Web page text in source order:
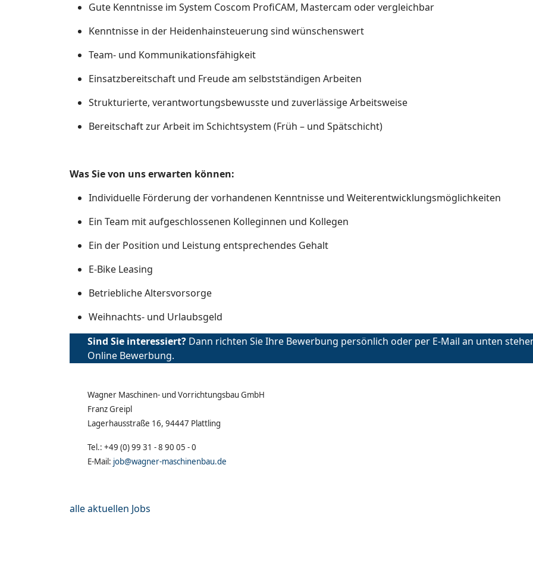
Gute Kenntnisse im System Coscom ProfiCAM, Mastercam oder vergleichbar
Kenntnisse in der Heidenhainsteuerung sind wünschenswert
Team- und Kommunikationsfähigkeit
Einsatzbereitschaft und Freude am selbstständigen Arbeiten
Strukturierte, verantwortungsbewusste und zuverlässige Arbeitsweise
Bereitschaft zur Arbeit im Schichtsystem (Früh – und Spätschicht)
Was Sie von uns erwarten können:
Individuelle Förderung der vorhandenen Kenntnisse und Weiterentwicklungsmöglichkeiten
Ein Team mit aufgeschlossenen Kolleginnen und Kollegen
Ein der Position und Leistung entsprechendes Gehalt
E-Bike Leasing
Betriebliche Altersvorsorge
Weihnachts- und Urlaubsgeld
Sind Sie interessiert? Dann richten Sie Ihre Bewerbung persönlich oder per E-Mail an unten
Online Bewerbung.
Wagner Maschinen- und Vorrichtungsbau GmbH
Franz Greipl
Lagerhausstraße 16, 94447 Plattling
Tel.: +49 (0) 99 31 - 8 90 05 - 0
E-Mail: job@wagner-maschinenbau.de
alle aktuellen Jobs